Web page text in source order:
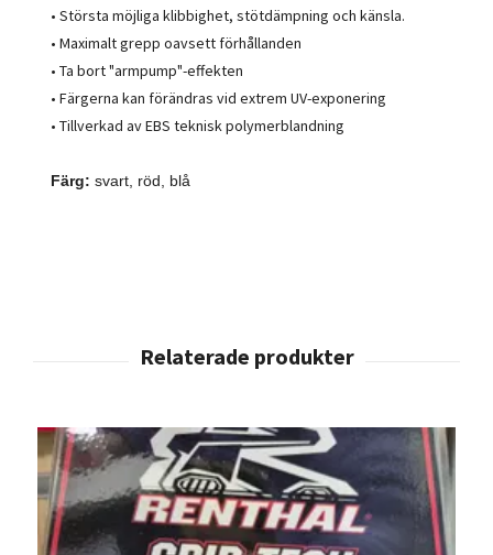
• Största möjliga klibbighet, stötdämpning och känsla.
• Maximalt grepp oavsett förhållanden
• Ta bort "armpump"-effekten
• Färgerna kan förändras vid extrem UV-exponering
• Tillverkad av EBS teknisk polymerblandning
Färg: svart, röd, blå